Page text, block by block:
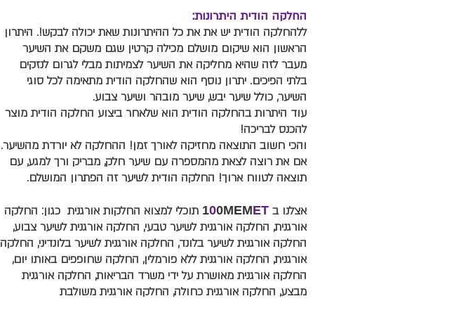
החלקה הודית היתרונות:
ללהחלקה הודית יש את את כל ההיתרונות שאת יכולה לבקש!. היתרון
הראשון הוא שיקום מושלם מכילה קרטין שגם משקם את השיער
מעבר לזה שהיא מחליקה את השיער לצמיתות מבלי לגרום לנזקים
בלתי הפיכים. יתרון נוסף הוא שהחלקה הודית מתאימה לכל סוגי
השיער, כולל שיער יבש, שיער מובהר ושיער צבוע.
עוד היתרות בהחלקה הודית הוא שלאחר ביצוע החלקה הודית מוצר
להכנס לבריכה!
והכי חשוב התוצאה מחזיקה לאורך זמן! ההחלקה לא יורדת מהשיער.
אם את רוצה לצאת מהמספרה עם שיער חלק, מבריק ורך למגע, עם
תוצאה לטווח ארוך! החלקה הודית לשיער זה הפתרון המושלם.
אצלנו ב 100MEMET
תוכלי למצוא החלקות אורגנית כגון: החלקה
אורגנית, החלקה אורגנית לשיער טבעי, החלקה אורגנית לשיער צבוע,
החלקה אורגנית לשיער בלונד, החלקה אורגנית לשיער בלונדיני, החלקה
אורגנית, החלקה אורגנית ללא פורמלין, החלקה שחופפים באותו יום,
החלקה אורגנית מאושרת על ידי משרד הבריאות, החלקה אורגנית
מבצע, החלקה אורגנית כחולה, החלקה אורגנית משולבת